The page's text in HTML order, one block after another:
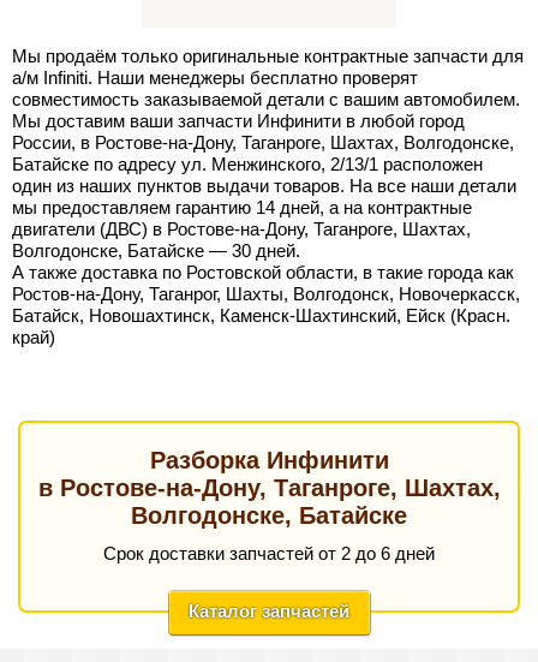
Мы продаём только оригинальные контрактные запчасти для
а/м Infiniti. Наши менеджеры бесплатно проверят
совместимость заказываемой детали с вашим автомобилем.
Мы доставим ваши запчасти Инфинити в любой город
России, в Ростове-на-Дону, Таганроге, Шахтах, Волгодонске,
Батайске по адресу ул. Менжинского, 2/13/1 расположен
один из наших пунктов выдачи товаров. На все наши детали
мы предоставляем гарантию 14 дней, а на контрактные
двигатели (ДВС) в Ростове-на-Дону, Таганроге, Шахтах,
Волгодонске, Батайске — 30 дней.
А также доставка по Ростовской области, в такие города как
Ростов-на-Дону, Таганрог, Шахты, Волгодонск, Новочеркасск,
Батайск, Новошахтинск, Каменск-Шахтинский, Ейск (Красн.
край)
Разборка Инфинити
в Ростове-на-Дону, Таганроге, Шахтах,
Волгодонске, Батайске
Срок доставки запчастей от 2 до 6 дней
Каталог запчастей